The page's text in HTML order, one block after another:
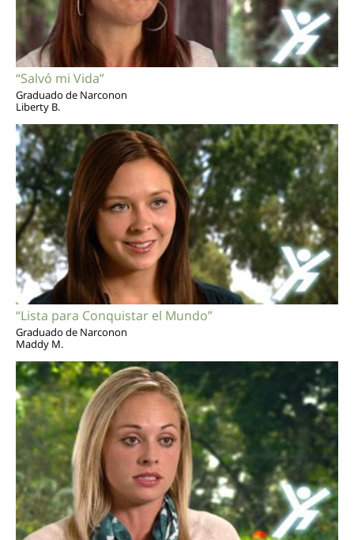
“Salvó mi Vida”
Graduado de Narconon
Liberty B.
“Lista para Conquistar el Mundo”
Graduado de Narconon
Maddy M.